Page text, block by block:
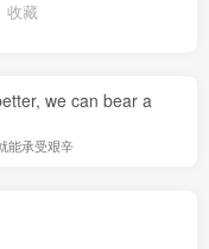
收藏
we can bear a
能承受艰辛